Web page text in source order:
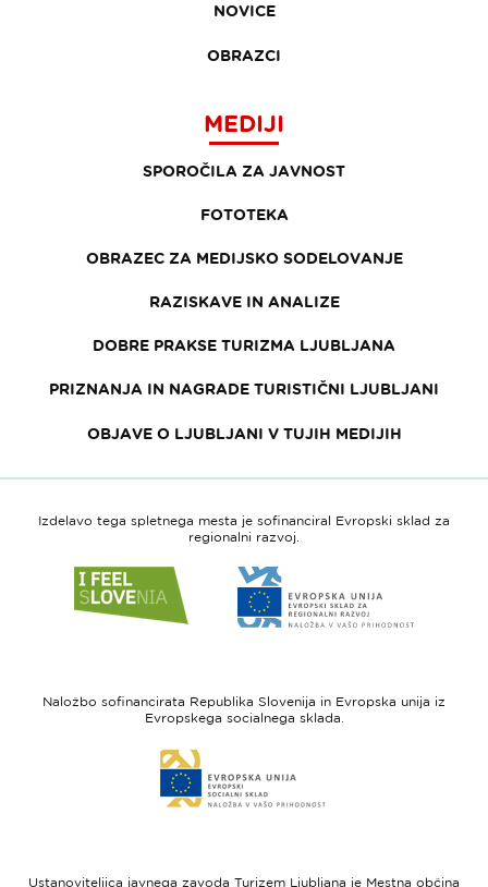
NOVICE
OBRAZCI
MEDIJI
SPOROČILA ZA JAVNOST
FOTOTEKA
OBRAZEC ZA MEDIJSKO SODELOVANJE
RAZISKAVE IN ANALIZE
DOBRE PRAKSE TURIZMA LJUBLJANA
PRIZNANJA IN NAGRADE TURISTIČNI LJUBLJANI
OBJAVE O LJUBLJANI V TUJIH MEDIJIH
Izdelavo tega spletnega mesta je sofinanciral Evropski sklad za
regionalni razvoj.
do
spletne
Slovenia
do
spletne
-
regionalni
Naložbo sofinancirata Republika Slovenija in Evropska unija iz
Evropskega socialnega sklada.
do
spletne
Ustanoviteljica javnega zavoda Turizem Ljubljana je Mestna občina